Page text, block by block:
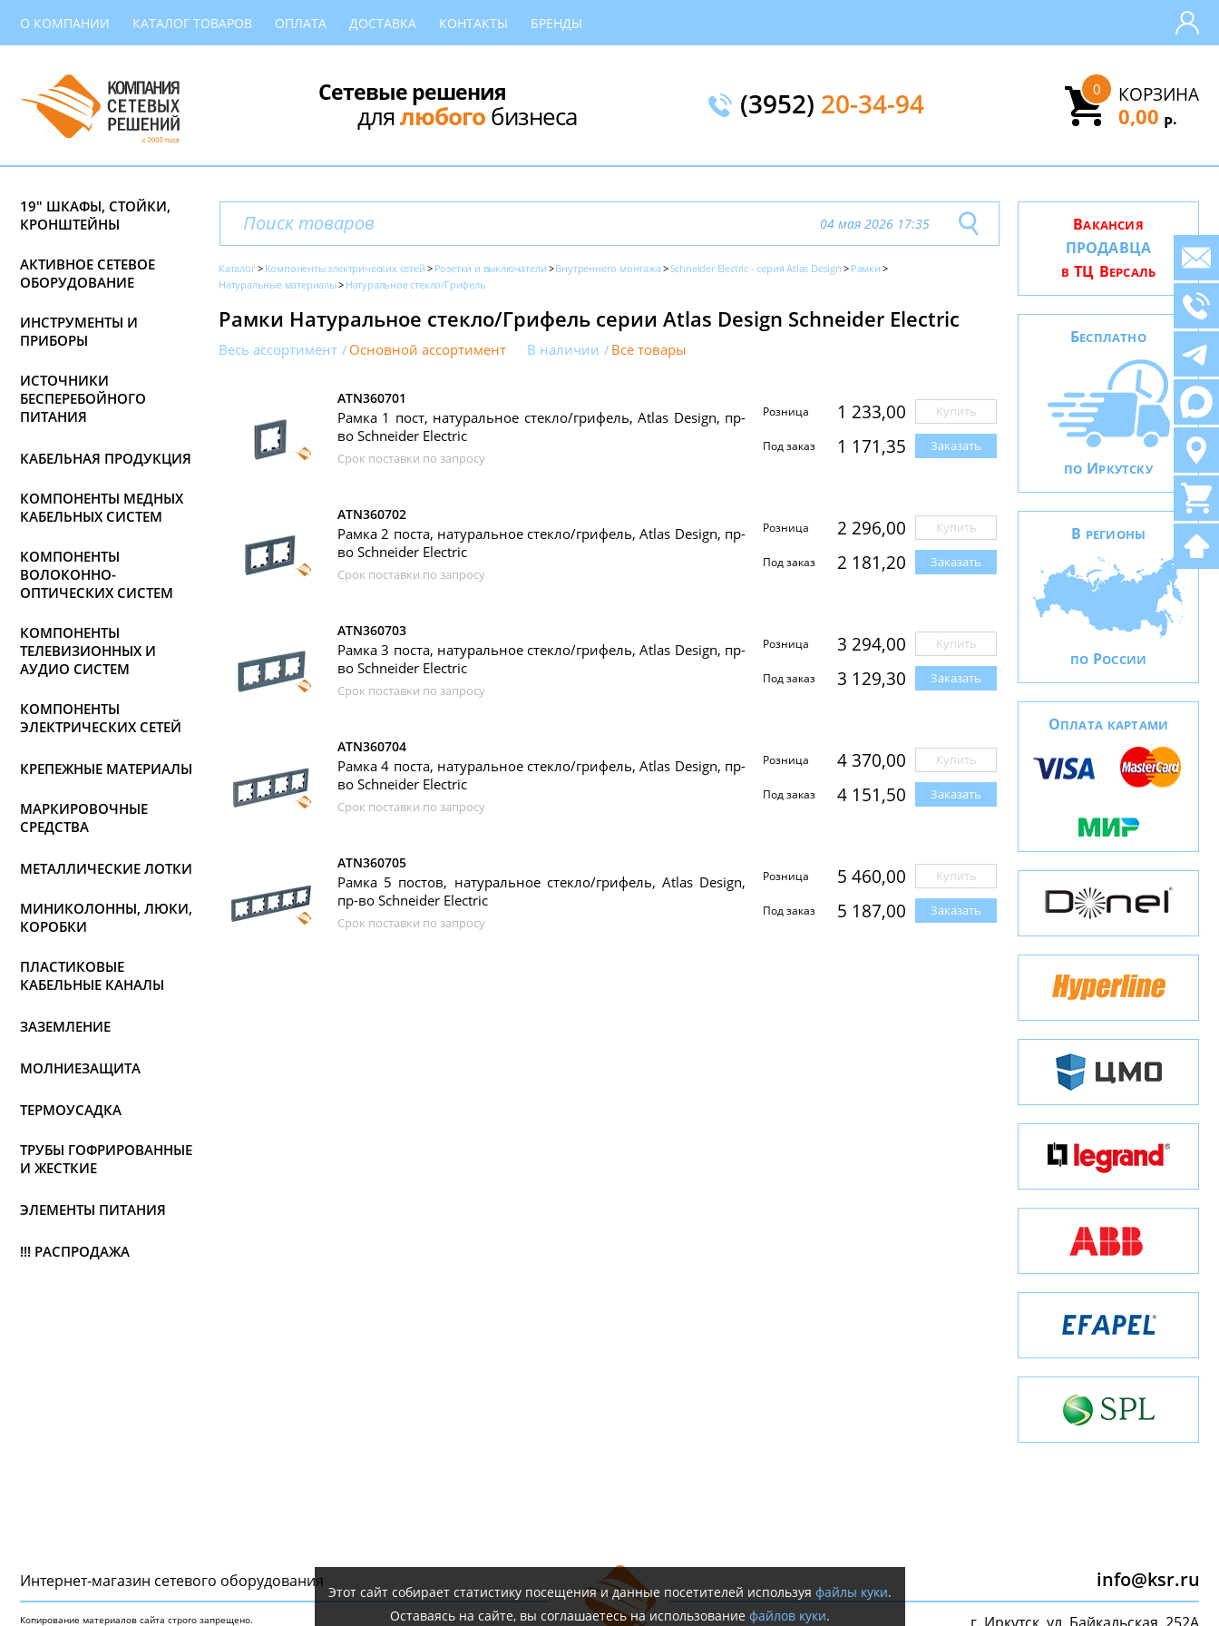
О КОМПАНИИ КАТАЛОГ ТОВАРОВ ОПЛАТА ДОСТАВКА КОНТАКТЫ БРЕНДЫ
Сетевые решения
длялюбогобизнеса (3952) 20-34-94 КОРЗИНА
0
0,00 Р.
19" ШКАФЫ, СТОЙКИ,
КРОНШТЕЙНЫ
АКТИВНОЕ СЕТЕВОЕ
ОБОРУДОВАНИЕ
ИНСТРУМЕНТЫ И
ПРИБОРЫ
ИСТОЧНИКИ
БЕСПЕРЕБОЙНОГО
ПИТАНИЯ
КАБЕЛЬНАЯ ПРОДУКЦИЯ
КОМПОНЕНТЫ МЕДНЫХ
КАБЕЛЬНЫХ СИСТЕМ
КОМПОНЕНТЫ
ВОЛОКОННО-
ОПТИЧЕСКИХ СИСТЕМ
КОМПОНЕНТЫ
ТЕЛЕВИЗИОННЫХ И
АУДИО СИСТЕМ
КОМПОНЕНТЫ
ЭЛЕКТРИЧЕСКИХ СЕТЕЙ
КРЕПЕЖНЫЕ МАТЕРИАЛЫ
МАРКИРОВОЧНЫЕ
СРЕДСТВА
МЕТАЛЛИЧЕСКИЕ ЛОТКИ
МИНИКОЛОННЫ, ЛЮКИ,
КОРОБКИ
ПЛАСТИКОВЫЕ
КАБЕЛЬНЫЕ КАНАЛЫ
ЗАЗЕМЛЕНИЕ
МОЛНИЕЗАЩИТА
ТЕРМОУСАДКА
ТРУБЫ ГОФРИРОВАННЫЕ
И ЖЕСТКИЕ
ЭЛЕМЕНТЫ ПИТАНИЯ
!!! РАСПРОДАЖА
04 мая 2026 17:35
Каталог Компоненты электрических сетей Розетки и выключатели Внутреннего монтажа Schneider Electric - серия Atlas Design
Рамки
Натуральные материалы
Натуральное стекло/Грифель
Рамки Натуральное стекло/Грифель серии Atlas Design Schneider Electric
Весь ассортимент Основной ассортимент В наличии Все товары
ATN360701
Рамка 1 пост, натуральное стекло/грифель, Atlas Design, пр-
во Schneider Electric
Срок поставки по запросу
Розница 1 233,00 Купить
Под заказ 1 171,35 Заказать
ATN360702
Рамка 2 поста, натуральное стекло/грифель, Atlas Design, пр-
во Schneider Electric
Срок поставки по запросу
Розница 2 296,00 Купить
Под заказ 2 181,20 Заказать
ATN360703
Рамка 3 поста, натуральное стекло/грифель, Atlas Design, пр-
во Schneider Electric
Срок поставки по запросу
Розница 3 294,00 Купить
Под заказ 3 129,30 Заказать
ATN360704
Рамка 4 поста, натуральное стекло/грифель, Atlas Design, пр-
во Schneider Electric
Срок поставки по запросу
Розница 4 370,00 Купить
Под заказ 4 151,50 Заказать
ATN360705
Рамка 5 постов, натуральное стекло/грифель, Atlas Design,
пр-во Schneider Electric
Срок поставки по запросу
Розница 5 460,00 Купить
Под заказ 5 187,00 Заказать
ВАКАНСИЯ
ПРОДАВЦА
В ТЦ ВЕРСАЛЬ
БЕСПЛАТНО
ПО ИРКУТСКУ
В РЕГИОНЫ
ПО РОССИИ
ОПЛАТА КАРТАМИ
Интернет-магазин сетeвого оборудования
Копирование материалов сайта строго запрещено.
info@ksr.ru
Этот сайт собирает статистику посещения и данные посетителей используя файлы куки.
Оставаясь на сайте, вы соглашаетесь на использование файлов куки.